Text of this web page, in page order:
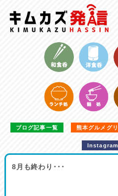
ブログ記事一覧 熊本グルメグリ
Instagram
8月も終わり･･･